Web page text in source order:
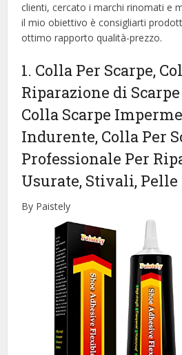
clienti, cercato i marchi rinomati e
il mio obiettivo è consigliarti
ottimo rapporto qualità-prezzo.
1. Colla Per Scarpe,
Riparazione di
Colla Scarpe
Indurente, Colla Per
Professionale Per
Usurate, Stivali, Pelle
By Paistely